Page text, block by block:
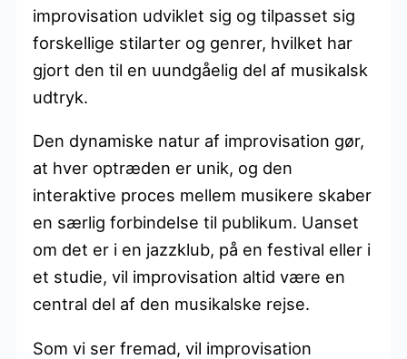
improvisation udviklet sig og tilpasset sig
forskellige stilarter og genrer, hvilket har
gjort den til en uundgåelig del af musikalsk
udtryk.
Den dynamiske natur af improvisation gør,
at hver optræden er unik, og den
interaktive proces mellem musikere skaber
en særlig forbindelse til publikum. Uanset
om det er i en jazzklub, på en festival eller i
et studie, vil improvisation altid være en
central del af den musikalske rejse.
Som vi ser fremad, vil improvisation